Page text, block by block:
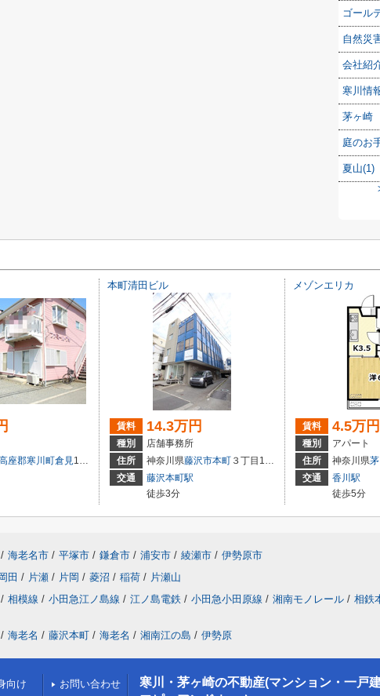
ゴール
自然災
会社紹
寒川情
茅ヶ崎
庭のお
夏山(1)
座郡寒川町倉見 1939-1
本町清田ビル
賃料 14.3万円
種別
店舗事務所
住所
神奈川県藤沢市本町 ３丁目17-16
交通
藤沢本町駅
徒歩3分
メゾンエリカ
賃料 4.5万円
種別
アパート
住所
神奈川県
交通
香川駅
徒歩5分
/ 海老名市 / 平塚市 / 鎌倉市 / 浦安市 / 綾瀬市 / 伊勢原市
田 / 片瀬 / 片岡 / 菱沼 / 稲荷 / 片瀬山
/ 相模線 / 小田急江ノ島線 / 江ノ島電鉄 / 小田急小田原線 / 湘南モノレール / 相鉄
/ 海老名 / 藤沢本町 / 海老名 / 湘南江の島 / 伊勢原
向け お問い合わせ
寒川・茅ヶ崎の不動産(マンション・一戸